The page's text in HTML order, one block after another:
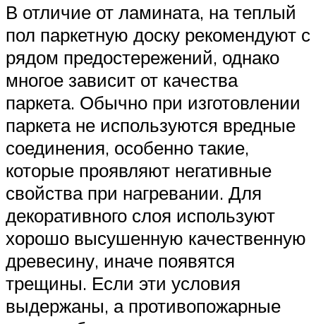
В отличие от ламината, на теплый
пол паркетную доску рекомендуют с
рядом предостережений, однако
многое зависит от качества
паркета. Обычно при изготовлении
паркета не используются вредные
соединения, особенно такие,
которые проявляют негативные
свойства при нагревании. Для
декоративного слоя используют
хорошо высушенную качественную
древесину, иначе появятся
трещины. Если эти условия
выдержаны, а противопожарные